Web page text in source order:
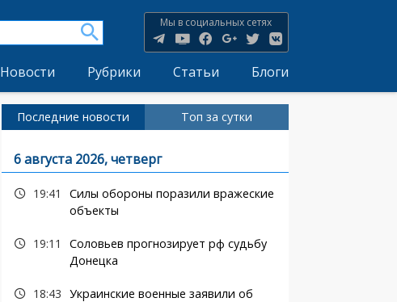
Мы в социальных сетях
Новости Рубрики Статьи Блоги
Последние новости Топ за сутки
6 августа 2026, четверг
19:41
Силы обороны поразили вражеские
объекты
19:11
Соловьев прогнозирует рф судьбу
Донецка
18:43 Украинские военные заявили об